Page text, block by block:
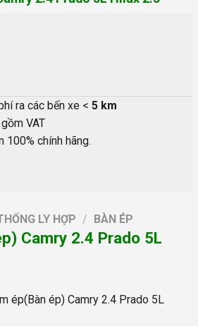
ra các bến xe < 5 km
VAT
100% chính hãng.
LY HỢP / BÀN ÉP
Camry 2.4 Prado 5L
ép(Bàn ép) Camry 2.4 Prado 5L